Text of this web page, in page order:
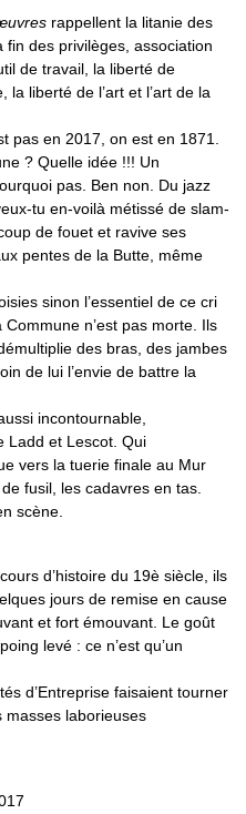
rappellent la litanie des
des privilèges, association
de travail, la liberté de
la liberté de l’art et l’art de la
pas en 2017, on est en 1871.
? Quelle idée !!! Un
pas. Ben non. Du jazz
tu en-voilà métissé de slam-
de fouet et ravive ses
pentes de la Butte, même
sinon l’essentiel de ce cri
n’est pas morte. Ils
des bras, des jambes
de lui l’envie de battre la
aussi incontournable,
Ladd et Lescot. Qui
vers la tuerie finale au Mur
fusil, les cadavres en tas.
scène.
d’histoire du 19è siècle, ils
jours de remise en cause
et fort émouvant. Le goût
levé : ce n’est qu’un
d’Entreprise faisaient tourner
masses laborieuses